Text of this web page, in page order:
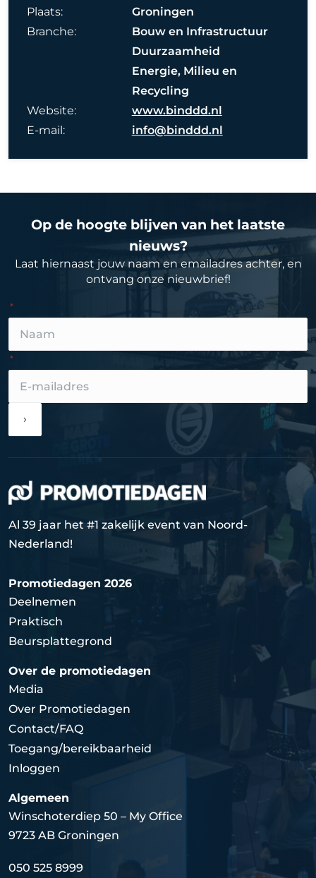
Plaats:
Groningen
Branche:
Bouw en Infrastructuur
Duurzaamheid
Energie, Milieu en
Recycling
Website:
www.binddd.nl
E-mail:
info@binddd.nl
Op de hoogte blijven van het laatste
nieuws?
Laat hiernaast jouw naam en emailadres achter, en
ontvang onze nieuwbrief!
›
Al 39 jaar het #1 zakelijk event van Noord-
Nederland!
Promotiedagen 2026
Deelnemen
Praktisch
Beursplattegrond
Over de promotiedagen
Media
Over Promotiedagen
Contact/FAQ
Toegang/bereikbaarheid
Inloggen
Algemeen
Winschoterdiep 50 – My Office
9723 AB Groningen
050 525 8999